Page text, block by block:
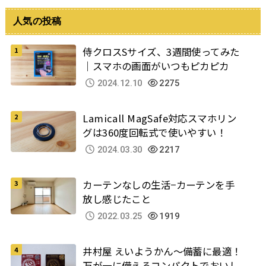
人気の投稿
侍クロスSサイズ、3週間使ってみた
｜スマホの画面がいつもピカピカ
2024.12.10 2275
Lamicall MagSafe対応スマホリン
グは360度回転式で使いやすい！
2024.03.30 2217
カーテンなしの生活−カーテンを手
放し感じたこと
2022.03.25 1919
井村屋 えいようかん～備蓄に最適！